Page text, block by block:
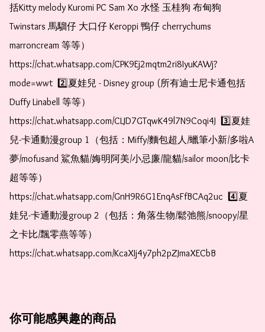
括Kitty melody Kuromi PC Sam Xo 水怪 玉桂狗 布甸狗
Twinstars 馬騮仔 大口仔 Keroppi 鴨仔 cherrychums
marroncream 等等）
https://chat.whatsapp.com/CPK9Ej2mqtm2ri8IyuKAWj?
mode=wwt  2️⃣夏娃兒 - Disney group (所有迪士尼卡通包括
Duffy Linabell 等等）
https://chat.whatsapp.com/CLJD7GTqwK49l7N9Coqi4J  3️⃣夏娃
兒-卡通動漫group 1（包括：Miffy/麵包超人/蠟筆小新/多啦A
夢/mofusand 鯊魚貓/娒明阿美/小忌廉/龍貓/sailor moon/比卡
超等等）
https://chat.whatsapp.com/GnH9R6G1EnqAsFfBCAq2uc  4️⃣夏
娃兒-卡通動漫group 2（包括：角落生物/鬆弛熊/snoopy/星
之卡比/飄零燕等等）
https://chat.whatsapp.com/KcaXIj4y7ph2pZJmaXECbB
你可能感興趣的商品